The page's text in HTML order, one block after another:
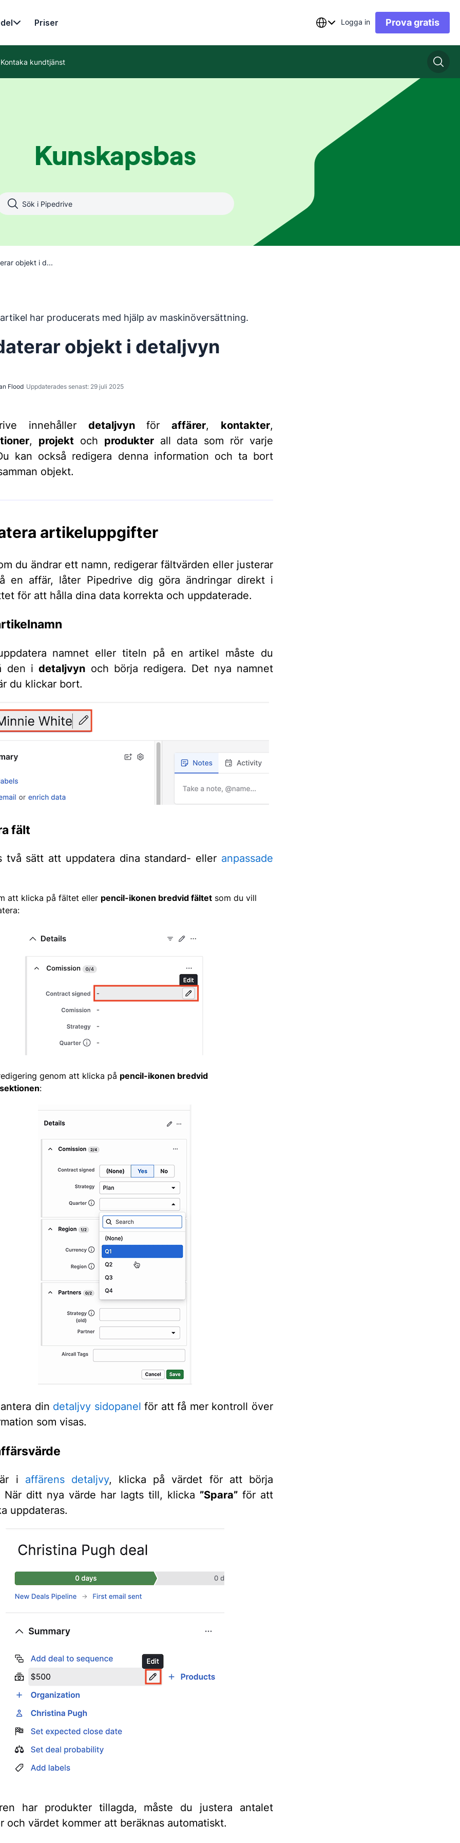
Priser Logga in Prova gratis
Kontaka kundtjänst
Kunskapsbas
objekt i d...
har översatts från engelska med hjälp av ett maskinöversättningsverktyg och har inte korrekturlästs av en
har producerats med hjälp av maskinöversättning.
objekt i detaljvyn
Flood Uppdaterades senast: 29 juli 2025
innehåller detaljvynföraffärer, kontakter,
, projektoch produkterall data som rör varje
kan också redigera denna information och ta bort
objekt.
artikeluppgifter
du ändrar ett namn, redigerar fältvärden eller justerar
en affär, låter Pipedrive dig göra ändringar direkt i
för att hålla dina data korrekta och uppdaterade.
namnet eller titeln på en artikel måste du
den idetaljvyn och börja redigera. Det nya namnet
du klickar bort.
fält
två sätt att uppdatera dina standard- eller anpassade
att klicka på fältet eller pencil-ikonen bredvid fältet som du vill
genom att klicka på pencil-ikonen bredvid
:
din detaljvy sidopanel för att få mer kontroll över
som visas.
i affärens detaljvy, klicka på värdet för att börja
När ditt nya värde har lagts till, klicka ”Spara” för att
uppdateras.
har produkter tillagda, måste du justera antalet
och värdet kommer att beräknas automatiskt.